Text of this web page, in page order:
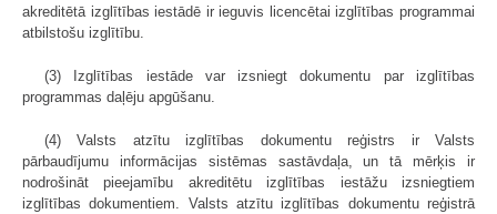
akreditētā izglītības iestādē ir ieguvis licencētai izglītības programmai
atbilstošu izglītību.
(3) Izglītības iestāde var izsniegt dokumentu par izglītības
programmas daļēju apgūšanu.
(4) Valsts atzītu izglītības dokumentu reģistrs ir Valsts
pārbaudījumu informācijas sistēmas sastāvdaļa, un tā mērķis ir
nodrošināt pieejamību akreditētu izglītības iestāžu izsniegtiem
izglītības dokumentiem. Valsts atzītu izglītības dokumentu reģistrā